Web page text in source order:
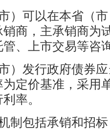
）可以在本省（
商，主承销商为
、上市交易等咨
）发行政府债券
定价基准，采用
率。
制包括承销和招